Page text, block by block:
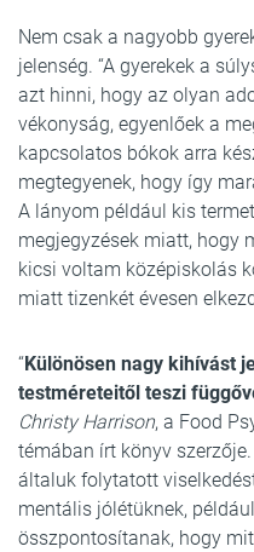
Nem csak a nagyobb
jelenség. “A gyerekek a
azt hinni, hogy az olyan
vékonyság, egyenlőek a
kapcsolatos bókok arra
megtegyenek, hogy így
A lányom például kis
megjegyzések miatt, hogy
kicsi voltam középiskolás
miatt tizenkét évesen
“Különösen nagy kihívást
testméreteitől teszi
Christy Harrison, a Food
témában írt könyv
általuk folytatott
mentális jólétüknek,
összpontosítanak, hogy